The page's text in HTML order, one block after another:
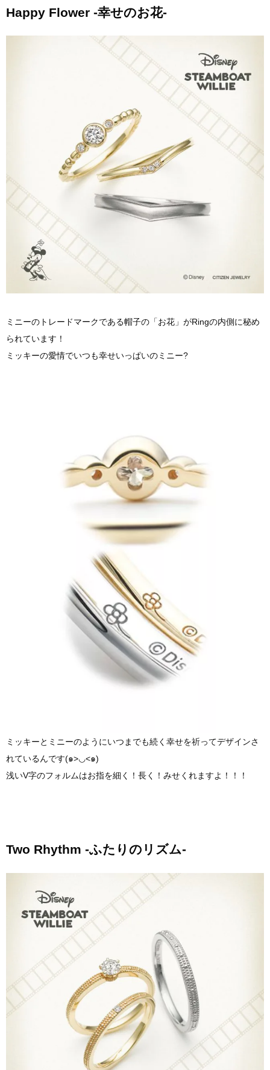
Happy Flower -幸せのお花-
ミニーのトレードマークである帽子の「お花」がRingの内側に秘め
られています！
ミッキーの愛情でいつも幸せいっぱいのミニー?
ミッキーとミニーのようにいつまでも続く幸せを祈ってデザインさ
れているんです(๑>◡<๑)
浅いV字のフォルムはお指を細く！長く！みせくれますよ！！！
Two Rhythm -ふたりのリズム-